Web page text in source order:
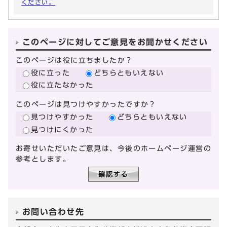
ください。
このページに対してご意見をお聞かせください
このページは役に立ちましたか？
役に立った
どちらともいえない
役に立たなかった
このページは見つけやすかったですか？
見つけやすかった
どちらともいえない
見つけにくかった
お寄せいただいたご意見は、今後のホームページ運営の
参考とします。
お問い合わせ先